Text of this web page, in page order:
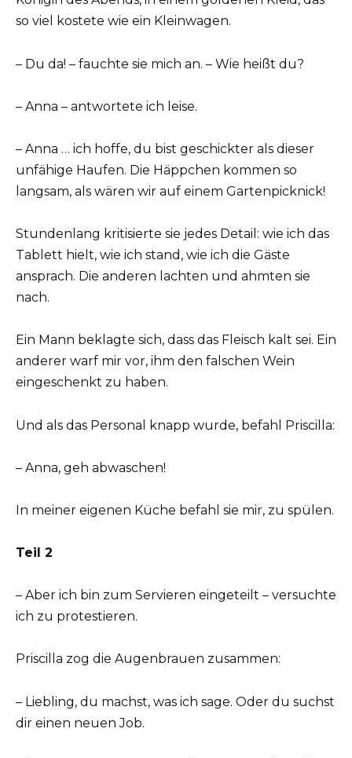
so viel kostete wie ein Kleinwagen.
– Du da! – fauchte sie mich an. – Wie heißt du?
– Anna – antwortete ich leise.
– Anna … ich hoffe, du bist geschickter als dieser
unfähige Haufen. Die Häppchen kommen so
langsam, als wären wir auf einem Gartenpicknick!
Stundenlang kritisierte sie jedes Detail: wie ich das
Tablett hielt, wie ich stand, wie ich die Gäste
ansprach. Die anderen lachten und ahmten sie
nach.
Ein Mann beklagte sich, dass das Fleisch kalt sei. Ein
anderer warf mir vor, ihm den falschen Wein
eingeschenkt zu haben.
Und als das Personal knapp wurde, befahl Priscilla:
– Anna, geh abwaschen!
In meiner eigenen Küche befahl sie mir, zu spülen.
Teil 2
– Aber ich bin zum Servieren eingeteilt – versuchte
ich zu protestieren.
Priscilla zog die Augenbrauen zusammen:
– Liebling, du machst, was ich sage. Oder du suchst
dir einen neuen Job.